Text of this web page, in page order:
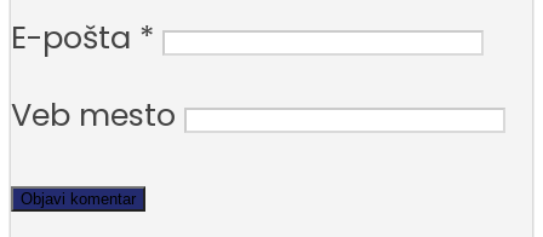
E-pošta *
Veb mesto